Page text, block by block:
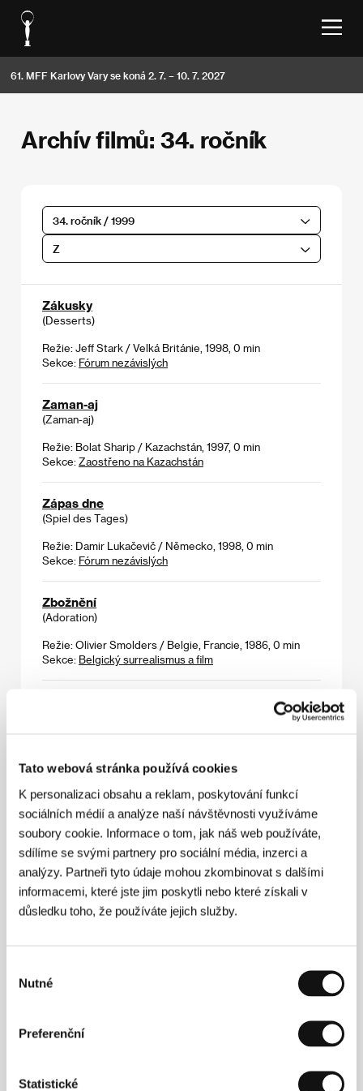
Tato webová stránka používá cookies
K personalizaci obsahu a reklam, poskytování funkcí
sociálních médií a analýze naší návštěvnosti využíváme
soubory cookie. Informace o tom, jak náš web používáte,
sdílíme se svými partnery pro sociální média, inzerci a
analýzy. Partneři tyto údaje mohou zkombinovat s dalšími
informacemi, které jste jim poskytli nebo které získali v
důsledku toho, že používáte jejich služby.
souhlasu
Nutné
Preferenční
Statistické
61. MFF Karlovy Vary se koná 2. 7. – 10. 7. 2027
Archív filmů: 34. ročník
34. ročník / 1999
Z
Zákusky
(Desserts)
Režie: Jeff Stark / Velká Británie, 1998, 0 min
Sekce: Fórum nezávislých
Zaman-aj
(Zaman-aj)
Režie: Bolat Sharip / Kazachstán, 1997, 0 min
Sekce: Zaostřeno na Kazachstán
Zápas dne
(Spiel des Tages)
Režie: Damir Lukačevič / Německo, 1998, 0 min
Sekce: Fórum nezávislých
Zbožnění
(Adoration)
Režie: Olivier Smolders / Belgie, Francie, 1986, 0 min
Sekce: Belgický surrealismus a film
Zimní spáči
(Winterschläfer)
Režie: Tom Tykwer / Německo, 1997, 0 min
Sekce:Fórum nezávislých
Zkáza Otraru
(Otarardan kujreui/Gibel Otrara)
Režie: Zdeněk Troška / Česká republika, 1999, 0 min